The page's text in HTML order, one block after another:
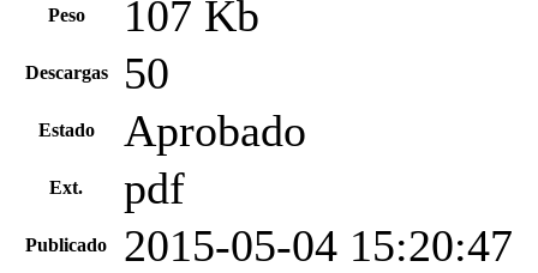
Peso 107 Kb
Descargas 50
Estado Aprobado
Ext. pdf
Publicado 2015-05-04 15:20:47